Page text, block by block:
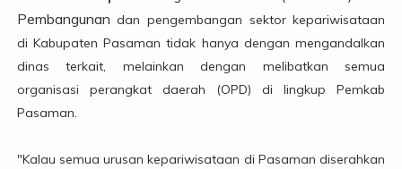
Pembangunan dan pengembangan sektor kepariwisataan
di Kabupaten Pasaman tidak hanya dengan mengandalkan
dinas terkait, melainkan dengan melibatkan semua
organisasi perangkat daerah (OPD) di lingkup Pemkab
Pasaman.
"Kalau semua urusan kepariwisataan di Pasaman diserahkan